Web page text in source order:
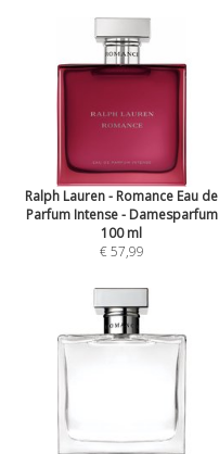
Ralph Lauren - Romance Eau de
Parfum Intense - Damesparfum
100 ml
€ 57,99